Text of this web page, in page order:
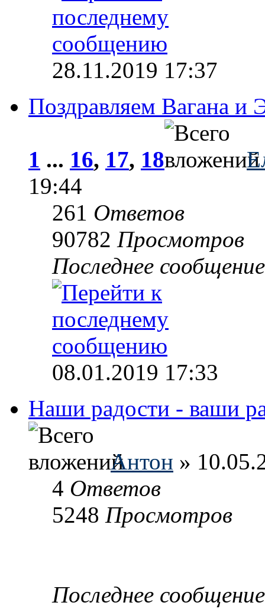
28.11.2019 17:37
Поздравляем Вагана и
1 ... 16, 17, 18
19:44
261 Ответов
90782 Просмотров
Последнее
08.01.2019 17:33
Наши радости - ваши
Антон »
4 Ответов
5248 Просмотров
Последнее